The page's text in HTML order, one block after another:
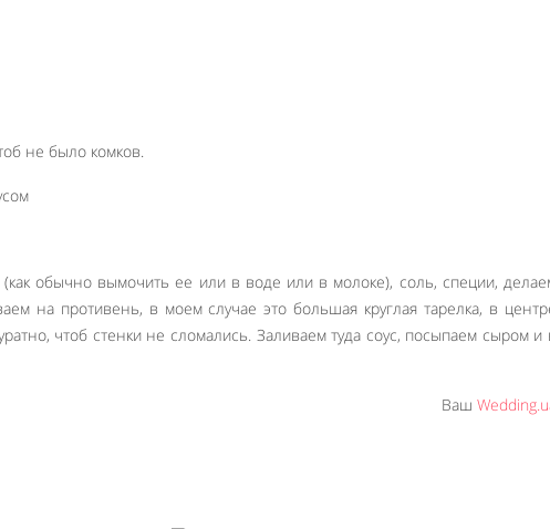
не было комков.
обычно вымочить ее или в воде или в молоке), соль, специи,
на противень, в моем случае это большая круглая тарелка, в
чтоб стенки не сломались. Заливаем туда соус, посыпаем сыром и
Ваш